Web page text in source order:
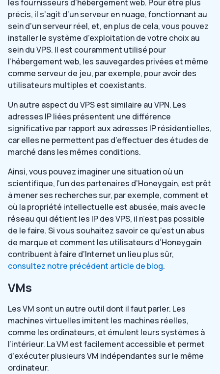
les fournisseurs d’hébergement web. Pour être plus
précis, il s’agit d’un serveur en nuage, fonctionnant au
sein d’un serveur réel, et, en plus de cela, vous pouvez
installer le système d’exploitation de votre choix au
sein du VPS. Il est couramment utilisé pour
l’hébergement web, les sauvegardes privées et même
comme serveur de jeu, par exemple, pour avoir des
utilisateurs multiples et coexistants.
Un autre aspect du VPS est similaire au VPN. Les
adresses IP liées présentent une différence
significative par rapport aux adresses IP résidentielles,
car elles ne permettent pas d’effectuer des études de
marché dans les mêmes conditions.
Ainsi, vous pouvez imaginer une situation où un
scientifique, l’un des partenaires d’Honeygain, est prêt
à mener ses recherches sur, par exemple, comment et
où la propriété intellectuelle est abusée, mais avec le
réseau qui détient les IP des VPS, il n’est pas possible
de le faire. Si vous souhaitez savoir ce qu’est un abus
de marque et comment les utilisateurs d’Honeygain
contribuent à faire d’Internet un lieu plus sûr,
consultez notre précédent article de blog.
VMs
Les VM sont un autre outil dont il faut parler. Les
machines virtuelles imitent les machines réelles,
comme les ordinateurs, et émulent leurs systèmes à
l’intérieur. La VM est facilement accessible et permet
d’exécuter plusieurs VM indépendantes sur le même
ordinateur.